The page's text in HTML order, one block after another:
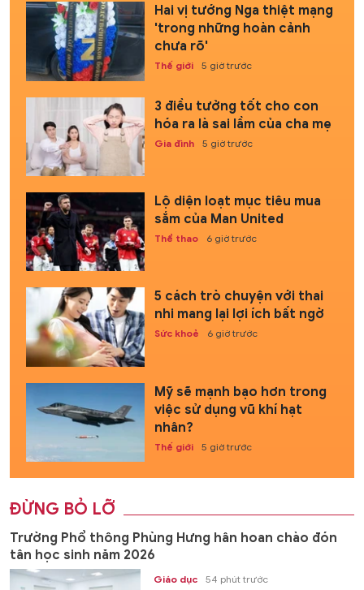
Hai vị tướng Nga thiệt mạng
'trong những hoàn cảnh
chưa rõ'
Thế giới 5 giờ trước
3 điều tưởng tốt cho con
hóa ra là sai lầm của cha mẹ
Gia đình 5 giờ trước
Lộ diện loạt mục tiêu mua
sắm của Man United
Thể thao 6 giờ trước
5 cách trò chuyện với thai
nhi mang lại lợi ích bất ngờ
Sức khoẻ 6 giờ trước
Mỹ sẽ mạnh bạo hơn trong
việc sử dụng vũ khí hạt
nhân?
Thế giới 5 giờ trước
ĐỪNG BỎ LỠ
Trường Phổ thông Phùng Hưng hân hoan chào đón
tân học sinh năm 2026
Giáo dục 54 phút trước